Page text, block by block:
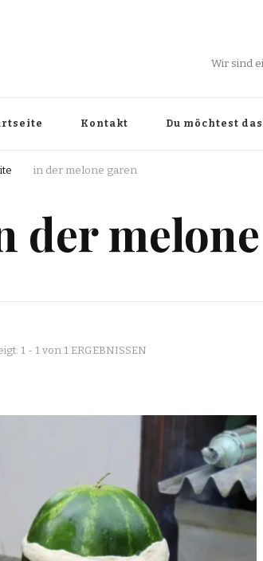
Wir sind
Kontakt Du möchtest
in der melone garen
der
1 - 1 von 1 ERGEBNISSEN